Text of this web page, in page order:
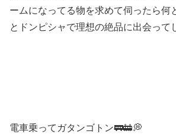
ームになってる物を求めて伺ったら何
とドンピシャで理想の絶品に出会って
電車乗ってガタンゴトン🚃🚋💭